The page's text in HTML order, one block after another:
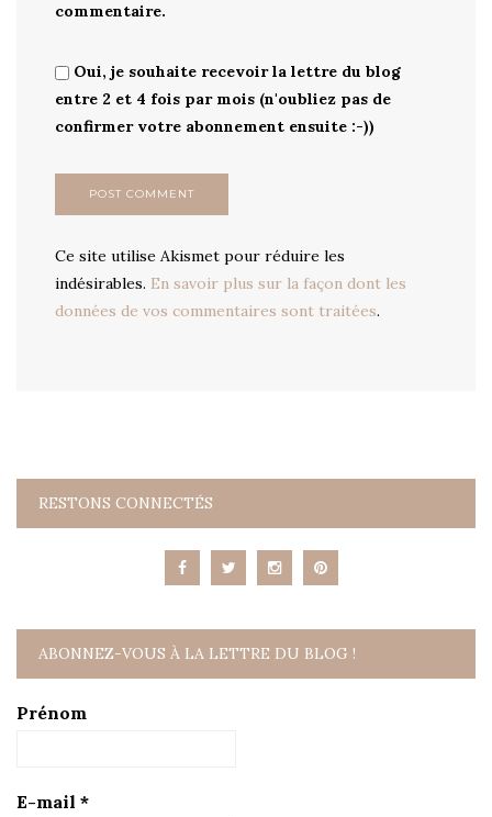
commentaire.
Oui, je souhaite recevoir la lettre du blog
entre 2 et 4 fois par mois (n'oubliez pas de
confirmer votre abonnement ensuite :-))
Ce site utilise Akismet pour réduire les
indésirables. En savoir plus sur la façon dont les
données de vos commentaires sont traitées.
RESTONS CONNECTÉS
ABONNEZ-VOUS À LA LETTRE DU BLOG !
Prénom
E-mail *